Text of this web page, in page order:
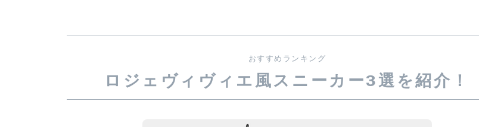
おすすめランキング
ロジェヴィヴィエ風スニーカー3選を紹介！